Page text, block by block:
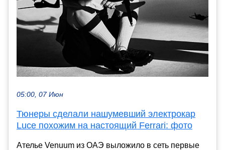
05:00, 07 Июн
Тюнеры сделали нашумевший электрокар
Luce похожим на настоящий Ferrari: фото
Ателье Venuum из ОАЭ выложило в сеть первые